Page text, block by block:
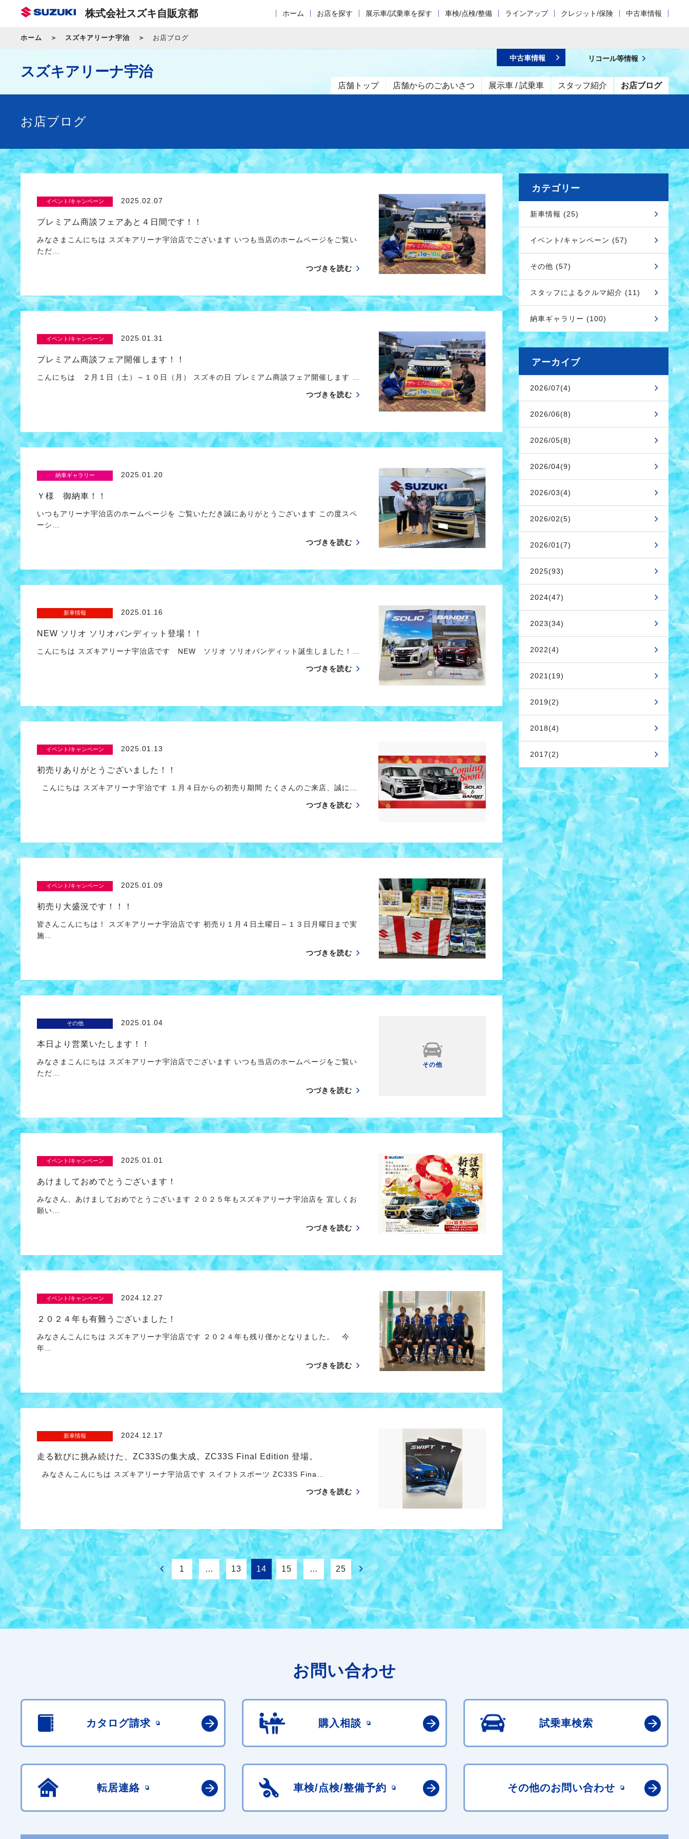
株式会社スズキ自販京都 ホーム お店を探す 展示車/試乗車を探す 車検/点検/整備 ラインアップ クレジット/保険 中古車情報
ホーム スズキアリーナ宇治 お店ブログ
スズキアリーナ宇治
店舗トップ 店舗からのごあいさつ 展示車 / 試乗車 スタッフ紹介 お店ブログ
中古車情報 リコール等情報
お店ブログ
イベント/キャンペーン 2025.02.07
プレミアム商談フェアあと４日間です！！
みなさまこんにちは スズキアリーナ宇治店でございます いつも当店のホームページをご覧い
ただ…
つづきを読む
イベント/キャンペーン 2025.01.31
プレミアム商談フェア開催します！！
こんにちは ２月１日（土）～１０日（月） スズキの日 プレミアム商談フェア開催します …
つづきを読む
納車ギャラリー 2025.01.20
Ｙ様 御納車！！
いつもアリーナ宇治店のホームページを ご覧いただき誠にありがとうございます この度スペ
ーシ…
つづきを読む
新車情報 2025.01.16
NEW ソリオ ソリオバンディット登場！！
こんにちは スズキアリーナ宇治店です NEW ソリオ ソリオバンディット誕生しました！…
つづきを読む
イベント/キャンペーン 2025.01.13
初売りありがとうございました！！
こんにちは スズキアリーナ宇治です １月４日からの初売り期間 たくさんのご来店、誠に…
つづきを読む
イベント/キャンペーン 2025.01.09
初売り大盛況です！！！
皆さんこんにちは！ スズキアリーナ宇治店です 初売り１月４日土曜日～１３日月曜日まで実
施…
つづきを読む
その他 2025.01.04
本日より営業いたします！！
みなさまこんにちは スズキアリーナ宇治店でございます いつも当店のホームページをご覧い
ただ…
つづきを読む
その他
イベント/キャンペーン 2025.01.01
あけましておめでとうございます！
みなさん、あけましておめでとうございます ２０２５年もスズキアリーナ宇治店を 宜しくお
願い…
つづきを読む
イベント/キャンペーン 2024.12.27
２０２４年も有難うございました！
みなさんこんにちは スズキアリーナ宇治店です ２０２４年も残り僅かとなりました。 今
年…
つづきを読む
新車情報 2024.12.17
走る歓びに挑み続けた、ZC33Sの集大成。ZC33S Final Edition 登場。
みなさんこんにちは スズキアリーナ宇治店です スイフトスポーツ ZC33S Fina…
つづきを読む
1 … 13 14 15 … 25
カテゴリー
新車情報 (25)
イベント/キャンペーン (57)
その他 (57)
スタッフによるクルマ紹介 (11)
納車ギャラリー (100)
アーカイブ
2026/07(4)
2026/06(8)
2026/05(8)
2026/04(9)
2026/03(4)
2026/02(5)
2026/01(7)
2025(93)
2024(47)
2023(34)
2022(4)
2021(19)
2019(2)
2018(4)
2017(2)
お問い合わせ
カタログ請求 購入相談 試乗車検索
転居連絡 車検/点検/整備予約 その他のお問い合わせ